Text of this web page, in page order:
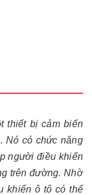
thiết bị cảm biến
Nó có chức năng
người điều khiển
trên đường. Nhờ
khiển ô tô có thể